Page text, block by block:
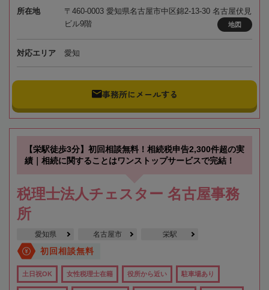
所在地
〒460-0003 愛知県名古屋市中区錦2-13-30 名古屋伏見
ビル9階
地図
対応エリア 愛知
事務所にメールする
【栄駅徒歩3分】初回相談無料！相続税申告2,300件超の実
績｜相続に関することはワンストップサービスで完結！
税理士法人チェスター 名古屋事務
所
愛知県 名古屋市 栄駅
初回相談無料
土日祝OK 女性税理士在籍 役所から近い 駐車場あり